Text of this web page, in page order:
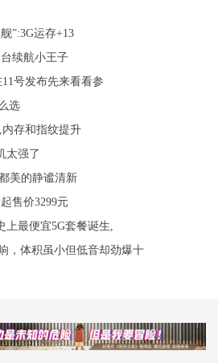
”:3G运存+13
续航小王子
号发布先来看看参
选
存和指纹提升
太强了
美的静谧清新
售价3299元
最便宜5G套餐诞生,
，体积虽小但低音却劲爆十